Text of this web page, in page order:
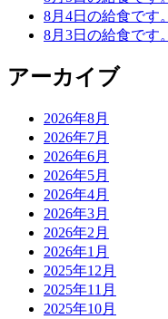
8月4日の給食です。
8月3日の給食です。
アーカイブ
2026年8月
2026年7月
2026年6月
2026年5月
2026年4月
2026年3月
2026年2月
2026年1月
2025年12月
2025年11月
2025年10月